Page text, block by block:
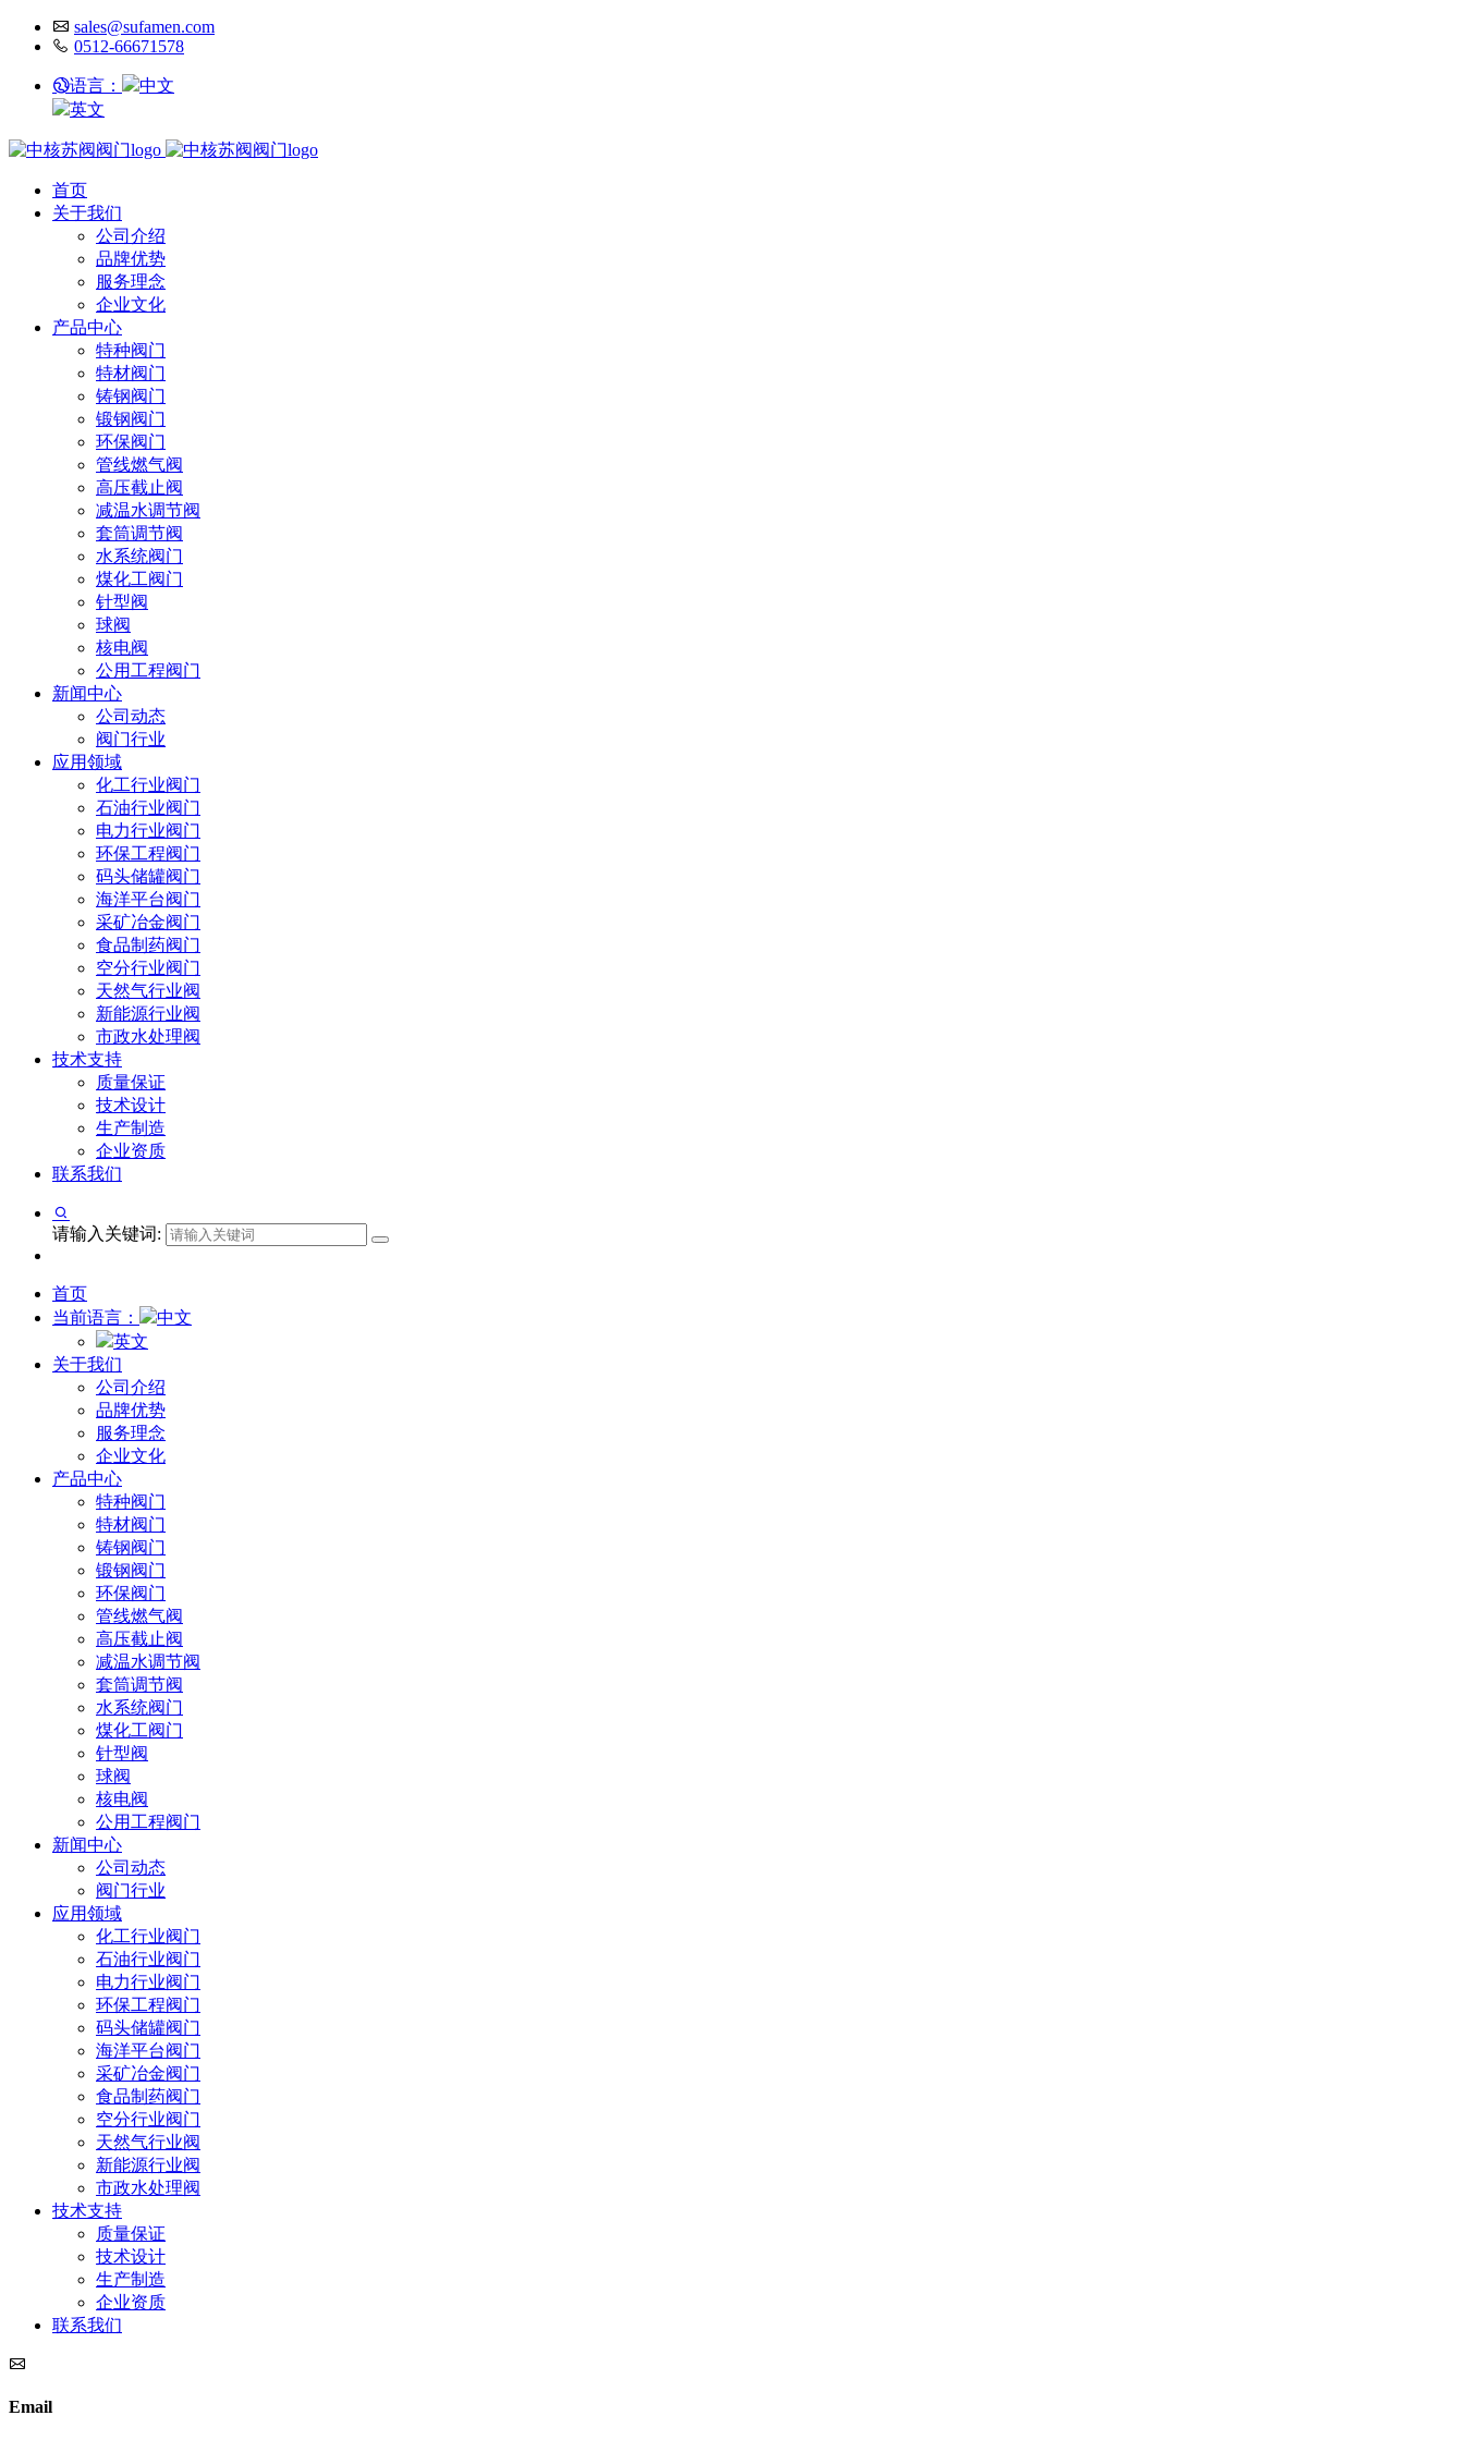
sales@sufamen.com
0512-66671578
语言：
中文
英文
首页
关于我们
公司介绍
品牌优势
服务理念
企业文化
产品中心
特种阀门
特材阀门
铸钢阀门
锻钢阀门
环保阀门
管线燃气阀
高压截止阀
减温水调节阀
套筒调节阀
水系统阀门
煤化工阀门
针型阀
球阀
核电阀
公用工程阀门
新闻中心
公司动态
阀门行业
应用领域
化工行业阀门
石油行业阀门
电力行业阀门
环保工程阀门
码头储罐阀门
海洋平台阀门
采矿冶金阀门
食品制药阀门
空分行业阀门
天然气行业阀
新能源行业阀
市政水处理阀
技术支持
质量保证
技术设计
生产制造
企业资质
联系我们
请输入关键词:
首页
当前语言：
中文
英文
关于我们
公司介绍
品牌优势
服务理念
企业文化
产品中心
特种阀门
特材阀门
铸钢阀门
锻钢阀门
环保阀门
管线燃气阀
高压截止阀
减温水调节阀
套筒调节阀
水系统阀门
煤化工阀门
针型阀
球阀
核电阀
公用工程阀门
新闻中心
公司动态
阀门行业
应用领域
化工行业阀门
石油行业阀门
电力行业阀门
环保工程阀门
码头储罐阀门
海洋平台阀门
采矿冶金阀门
食品制药阀门
空分行业阀门
天然气行业阀
新能源行业阀
市政水处理阀
技术支持
质量保证
技术设计
生产制造
企业资质
联系我们
Email